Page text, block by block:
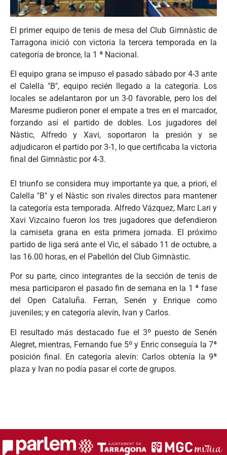
El primer equipo de tenis de mesa del Club Gimnàstic de
Tarragona inició con victoria la tercera temporada en la
categoría de bronce, la 1 ª Nacional.
El equipo grana se impuso el pasado sábado por 4-3 ante
el Calella "B", equipo recién llegado a la categoría. Los
locales se adelantaron por un 3-0 favorable, pero los del
Maresme pudieron poner el empate a tres en el marcador,
forzando así el partido de dobles. Los jugadores del
Nàstic, Alfredo y Xavi, soportaron la presión y se
adjudicaron el partido por 3-1, lo que certificaba la victoria
final del Gimnàstic por 4-3.
El triunfo se considera muy importante ya que, a priori, el
Calella "B" y el Nàstic son rivales directos para mantener
la categoría esta temporada. Alfredo Vázquez, Marc Lari y
Xavi Vizcaino fueron los tres jugadores que defendieron
la camiseta grana en esta primera jornada. El próximo
partido de liga será ante el Vic, el sábado 11 de octubre, a
las 16.00 horas, en el Pabellón del Club Gimnàstic.
Por su parte, cinco integrantes de la sección de tenis de
mesa participaron el pasado fin de semana en la 1 ª fase
del Open Cataluña. Ferran, Senén y Enrique como
juveniles; y en categoría alevín, Ivan y Carlos.
El resultado más destacado fue el 3º puesto de Senén
Alegret, mientras, Fernando fue 5º y Enric conseguía la 7ª
posición final. En categoría alevín: Carlos obtenía la 9ª
plaza y Ivan no podía pasar el corte de grupos.